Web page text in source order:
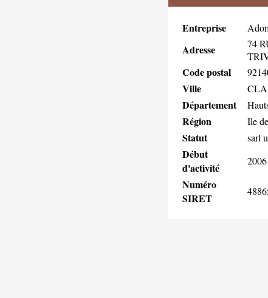
Entreprise
Adresse
74
Code postal
Ville
Département
Région Ile
Statut sarl
Début
d'activité
2006
Numéro
SIRET